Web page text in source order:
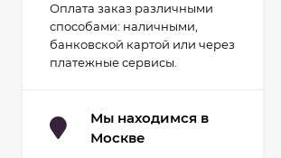
Оплата заказ различными
способами: наличными,
банковской картой или через
платежные сервисы.
Мы находимся в
Москве
Набор для
гидропоники Uniel
минисад Aqua.
Светильник для
растений
2 093 руб.
1 700руб.
Светильник для